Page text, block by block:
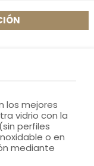
los mejores
vidrio con la
perfiles
o en
mediante